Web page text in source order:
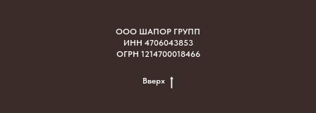
ООО ШАПОР ГРУПП
ИНН 4706043853
ОГРН 1214700018466
Вверх